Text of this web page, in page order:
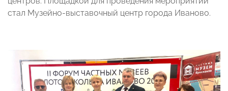
стал Музейно-выставочный центр города Иваново.